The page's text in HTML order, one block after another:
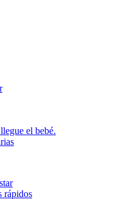
el bebé.
rápidos